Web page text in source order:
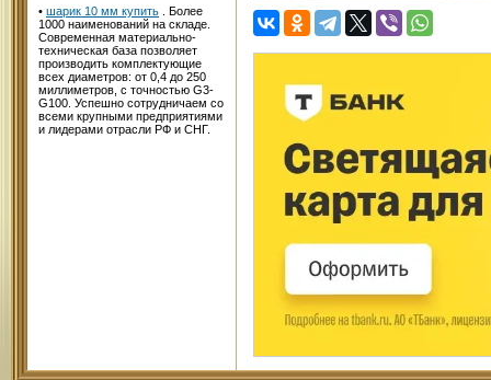
• шарик 10 мм купить . Более
1000 наименований на складе.
Современная материально-
техническая база позволяет
производить комплектующие
всех диаметров: от 0,4 до 250
миллиметров, с точностью G3-
G100. Успешно сотрудничаем со
всеми крупными предприятиями
и лидерами отрасли РФ и СНГ.